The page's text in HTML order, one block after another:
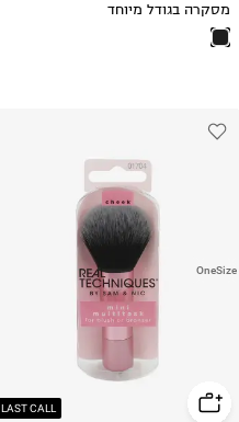
מסקרה בגודל מיוחד
LAST CALL
OneSize